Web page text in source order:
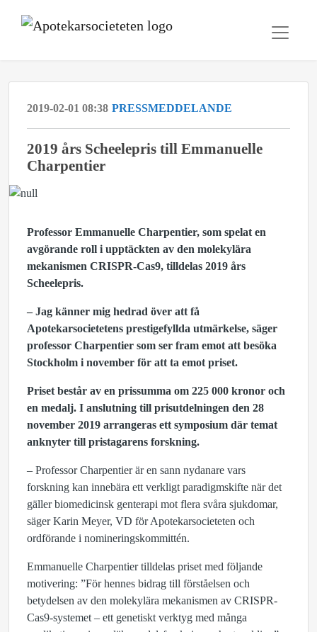
2019-02-01 08:38 PRESSMEDDELANDE
2019 års Scheelepris till Emmanuelle
Charpentier
Professor Emmanuelle Charpentier, som spelat en
avgörande roll i upptäckten av den molekylära
mekanismen CRISPR-Cas9, tilldelas 2019 års
Scheelepris.
– Jag känner mig hedrad över att få
Apotekarsocietetens prestigefyllda utmärkelse, säger
professor Charpentier som ser fram emot att besöka
Stockholm i november för att ta emot priset.
Priset består av en prissumma om 225 000 kronor och
en medalj. I anslutning till prisutdelningen den 28
november 2019 arrangeras ett symposium där temat
anknyter till pristagarens forskning.
– Professor Charpentier är en sann nydanare vars
forskning kan innebära ett verkligt paradigmskifte när det
gäller biomedicinsk genterapi mot flera svåra sjukdomar,
säger Karin Meyer, VD för Apotekarsocieteten och
ordförande i nomineringskommittén.
Emmanuelle Charpentier tilldelas priset med följande
motivering: ”För hennes bidrag till förståelsen och
betydelsen av den molekylära mekanismen av CRISPR-
Cas9-systemet – ett genetiskt verktyg med många